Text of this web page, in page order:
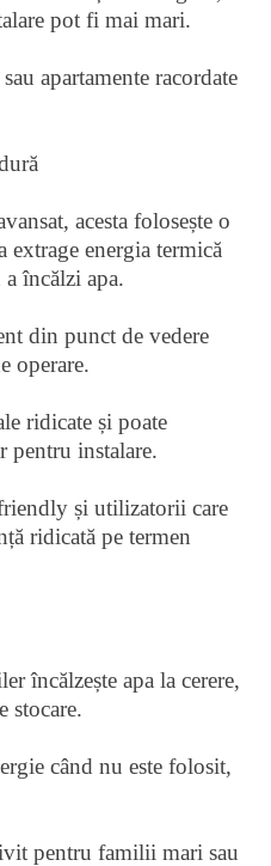
pot fi mai mari.
apartamente racordate
acesta folosește o
extrage energia termică
încălzi apa.
din punct de vedere
operare.
ridicate și poate
pentru instalare.
și utilizatorii care
ridicată pe termen
încălzește apa la cerere,
stocare.
când nu este folosit,
pentru familii mari sau